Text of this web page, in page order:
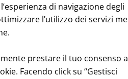
di navigazione degli
l’utilizzo dei servizi
prestare il tuo consenso
Facendo click su “Gestisci